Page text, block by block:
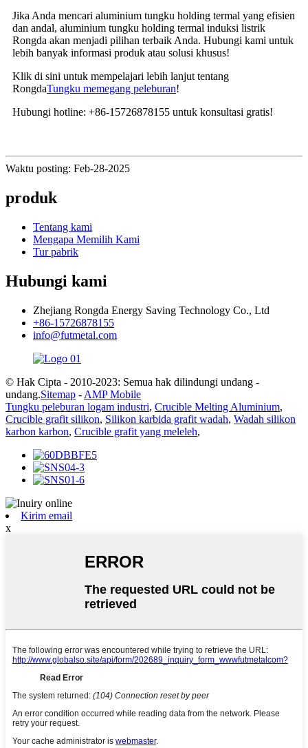
Jika Anda mencari aluminium tungku holding termal yang efisien
dan andal, aluminium tungku holding termal induksi listrik
Rongda akan menjadi pilihan terbaik Anda. Hubungi kami untuk
lebih banyak informasi produk atau solusi khusus!
Klik di sini untuk mempelajari lebih lanjut tentang
RongdaTungku memegang peleburan!
Hubungi hotline: +86-15726878155 untuk konsultasi gratis!
Waktu posting: Feb-28-2025
produk
Tentang kami
Mengapa Memilih Kami
Tur pabrik
Hubungi kami
Zhejiang Rongda Energy Saving Technology Co., Ltd
+86-15726878155
info@futmetal.com
© Hak Cipta - 2010-2023: Semua hak dilindungi undang -
undang.Sitemap - AMP Mobile
Tungku peleburan logam industri, Crucible Melting Aluminium,
Crucible grafit silikon, Silikon karbida grafit wadah, Wadah silikon
karbon karbon, Crucible grafit yang meleleh,
Kirim email
x